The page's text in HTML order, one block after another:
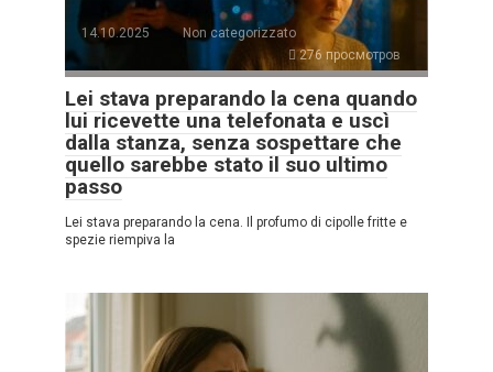
14.10.2025
Non categorizzato
276 просмотров
Lei stava preparando la cena quando
lui ricevette una telefonata e uscì
dalla stanza, senza sospettare che
quello sarebbe stato il suo ultimo
passo
Lei stava preparando la cena. Il profumo di cipolle fritte e
spezie riempiva la